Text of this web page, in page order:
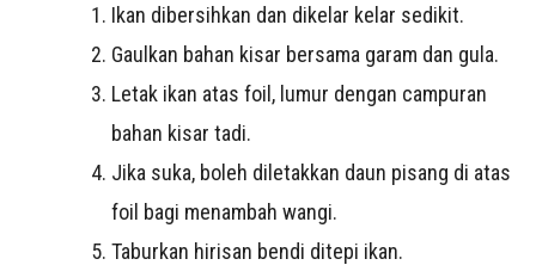
Ikan dibersihkan dan dikelar kelar sedikit.
Gaulkan bahan kisar bersama garam dan gula.
Letak ikan atas foil, lumur dengan campuran
bahan kisar tadi.
Jika suka, boleh diletakkan daun pisang di atas
foil bagi menambah wangi.
Taburkan hirisan bendi ditepi ikan.